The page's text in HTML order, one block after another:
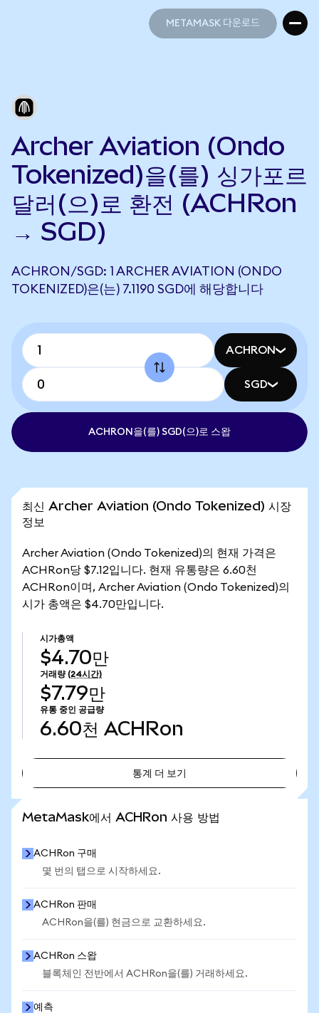
METAMASK 다운로드
Archer Aviation (Ondo
Tokenized)을(를) 싱가포르
달러(으)로 환전 (ACHRon
→ SGD)
ACHRON/SGD: 1 ARCHER AVIATION (ONDO
TOKENIZED)은(는) 7.1190 SGD에 해당합니다
ACHRON
SGD
ACHRON을(를) SGD(으)로 스왑
최신 Archer Aviation (Ondo Tokenized) 시장
정보
Archer Aviation (Ondo Tokenized)의 현재 가격은
ACHRon당 $7.12입니다. 현재 유통량은 6.60천
ACHRon이며, Archer Aviation (Ondo Tokenized)의
시가 총액은 $4.70만입니다.
시가총액
$4.70만
거래량 (24시간)
$7.79만
유통 중인 공급량
6.60천 ACHRon
통계 더 보기
MetaMask에서 ACHRon 사용 방법
ACHRon 구매
몇 번의 탭으로 시작하세요.
ACHRon 판매
ACHRon을(를) 현금으로 교환하세요.
ACHRon 스왑
블록체인 전반에서 ACHRon을(를) 거래하세요.
예측